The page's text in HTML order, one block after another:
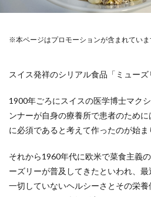
※本ページはプロモーションが含まれてい
スイス発祥のシリアル食品「ミューズ
1900年ごろにスイスの医学博士マク
ンナーが自身の療養所で患者のため
に必須であると考えて作ったのが始ま
それから1960年代に欧米で菜食主義
ーズリーが普及してきたといわれ、
一切していないヘルシーさとその栄